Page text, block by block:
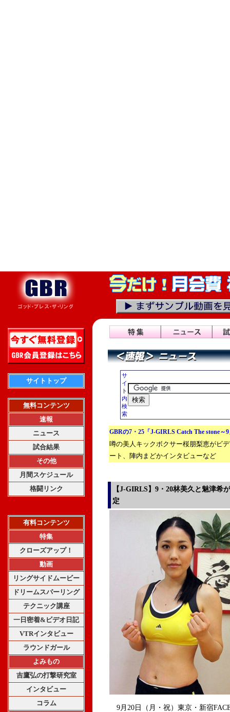
サイトトップ
無料コンテンツ
速報
ニュース
試合結果
その他
月間スケジュール
格闘リンク
有料コンテンツ
特集
クローズアップ！
動画
リングサイドムービー
ドリームスパーリング
テクニック講座
一日密着&ビデオ日記
VTRインタビュー
ラウンドガール
よみもの
吉鷹弘の打撃研究室
インタビュー
コラム
サ
イ
ト
内
検
索
GBRの7・25「J-GIRLS Catch The stone～
噂の美人キックボクサー桜朋梨恵がビ
ート、陣内まどかインタビューなど
【J-GIRLS】9・20林美久と魅津希
定
9月20日（月・祝）東京・新宿